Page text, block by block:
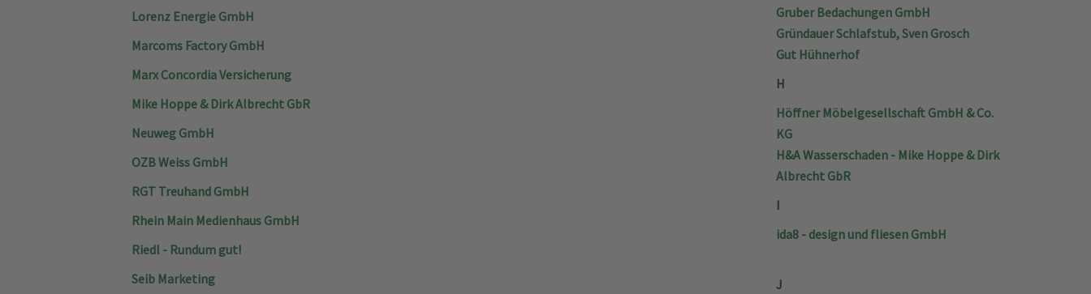
Lorenz Energie GmbH
Marcoms Factory GmbH
Marx Concordia Versicherung
Mike Hoppe & Dirk Albrecht GbR
Neuweg GmbH
OZB Weiss GmbH
RGT Treuhand GmbH
Rhein Main Medienhaus GmbH
Riedl - Rundum gut!
Seib Marketing
Gruber Bedachungen GmbH
Gründauer Schlafstub, Sven Grosch
Gut Hühnerhof
H
Höffner Möbelgesellschaft GmbH & Co.
KG
H&A Wasserschaden - Mike Hoppe & Dirk
Albrecht GbR
I
ida8 - design und fliesen GmbH
J